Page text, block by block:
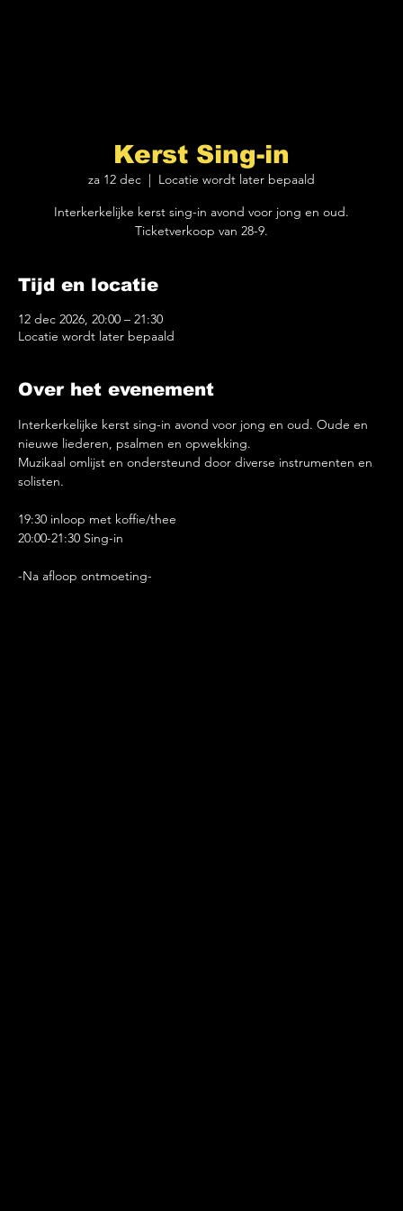
Kerst Sing-in
za 12 dec
Locatie wordt later bepaald
Interkerkelijke kerst sing-in avond voor jong en oud.
Ticketverkoop van 28-9.
Tijd en locatie
12 dec 2026, 20:00 – 21:30
Locatie wordt later bepaald
Over het evenement
Interkerkelijke kerst sing-in avond voor jong en oud. Oude en
nieuwe liederen, psalmen en opwekking.
Muzikaal omlijst en ondersteund door diverse instrumenten en
solisten.
19:30 inloop met koffie/thee
20:00-21:30 Sing-in
-Na afloop ontmoeting-